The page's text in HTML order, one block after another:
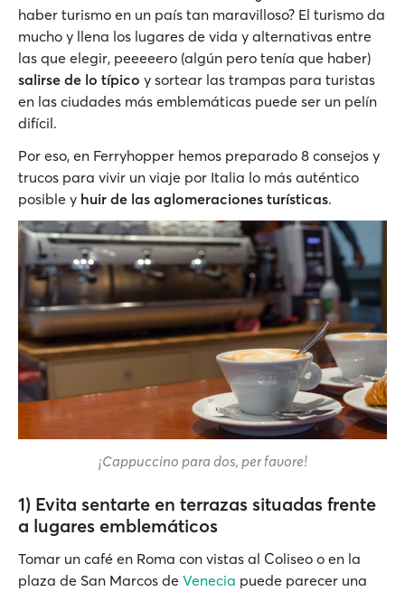
haber turismo en un país tan maravilloso? El turismo da
mucho y llena los lugares de vida y alternativas entre
las que elegir, peeeeero (algún pero tenía que haber)
salirse de lo típico y sortear las trampas para turistas
en las ciudades más emblemáticas puede ser un pelín
difícil.
Por eso, en Ferryhopper hemos preparado 8 consejos y
trucos para vivir un viaje por Italia lo más auténtico
posible y huir de las aglomeraciones turísticas.
¡Cappuccino para dos, per favore!
1) Evita sentarte en terrazas situadas frente
a lugares emblemáticos
Tomar un café en Roma con vistas al Coliseo o en la
plaza de San Marcos de Venecia puede parecer una